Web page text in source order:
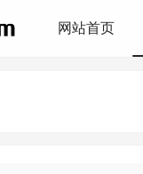
网站首页